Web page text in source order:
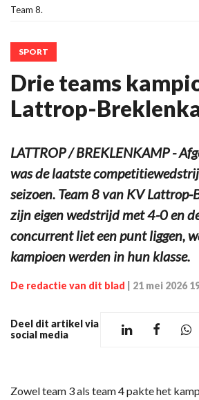
Team 8.
SPORT
Drie teams
Lattrop-
LATTROP / BREKLENKAMP -
was de laatste
seizoen. Team 8 van KV
zijn eigen wedstrijd met 4-0 en
concurrent liet een punt liggen,
kampioen werden in hun klasse.
De redactie van dit blad 21 mei 2026
Deel dit artikel via
social media
Zowel team 3 als team 4 pakte het